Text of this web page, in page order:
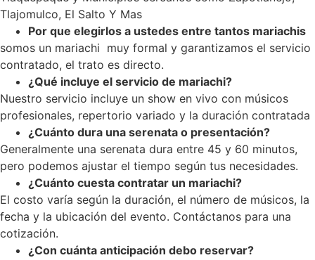
Tlajomulco, El Salto Y Mas
Por que elegirlos a ustedes entre tantos mariachis
somos un mariachi muy formal y garantizamos el servicio
contratado, el trato es directo.
¿Qué incluye el servicio de mariachi?
Nuestro servicio incluye un show en vivo con músicos
profesionales, repertorio variado y la duración contratada
¿Cuánto dura una serenata o presentación?
Generalmente una serenata dura entre 45 y 60 minutos,
pero podemos ajustar el tiempo según tus necesidades.
¿Cuánto cuesta contratar un mariachi?
El costo varía según la duración, el número de músicos, la
fecha y la ubicación del evento. Contáctanos para una
cotización.
¿Con cuánta anticipación debo reservar?